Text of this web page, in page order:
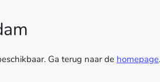
Ga terug naar de homepage.